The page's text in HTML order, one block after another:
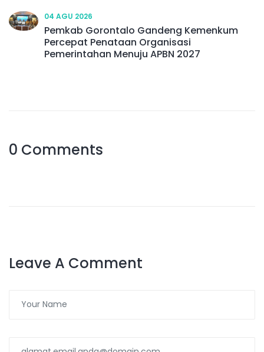
04 AGU 2026
Pemkab Gorontalo Gandeng Kemenkum
Percepat Penataan Organisasi
Pemerintahan Menuju APBN 2027
0 Comments
Leave A Comment